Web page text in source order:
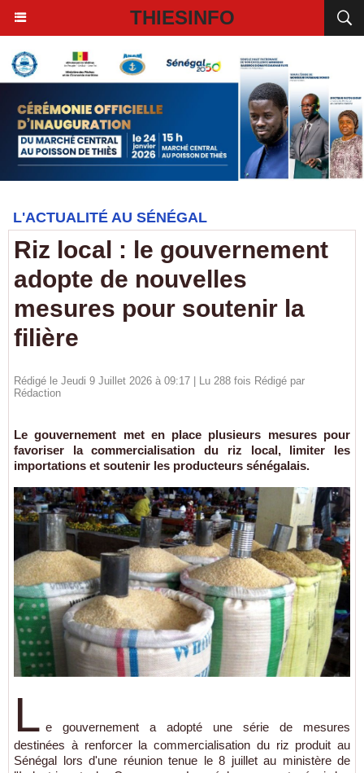
THIESINFO
L'ACTUALITÉ AU SÉNÉGAL
Riz local : le gouvernement
adopte de nouvelles
mesures pour soutenir la
filière
Rédigé le Jeudi 9 Juillet 2026 à 09:17 | Lu 288 fois Rédigé par
Rédaction
Le gouvernement met en place plusieurs mesures pour
favoriser la commercialisation du riz local, limiter les
importations et soutenir les producteurs sénégalais.
L e gouvernement a adopté une série de mesures
destinées à renforcer la commercialisation du riz produit au
Sénégal lors d'une réunion tenue le 8 juillet au ministère de